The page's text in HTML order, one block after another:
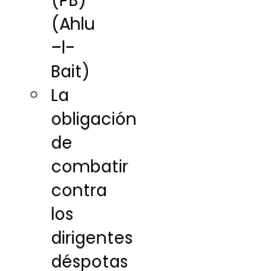
(Ahlu
–l-
Bait)
La
obligación
de
combatir
contra
los
dirigentes
déspotas